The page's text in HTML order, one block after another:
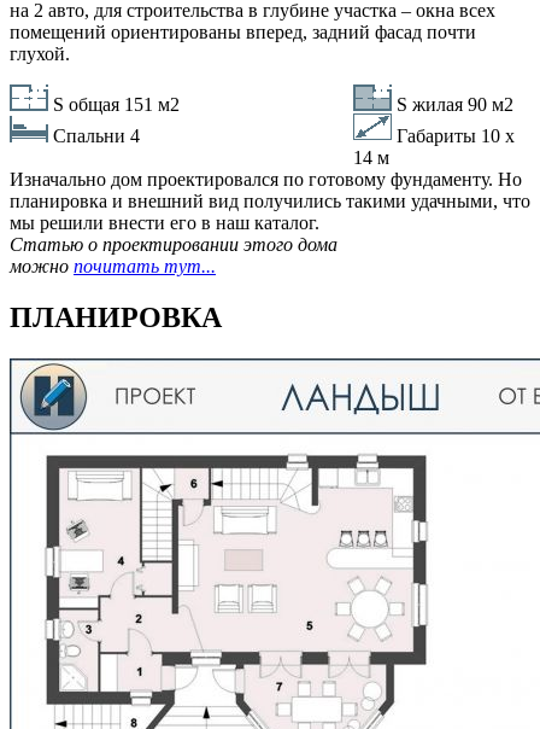
на 2 авто, для строительства в глубине участка – окна всех
помещений ориентированы вперед, задний фасад почти
глухой.
S общая 151 м2
S жилая 90 м2
Спальни 4
Габариты 10 х
14 м
Изначально дом проектировался по готовому фундаменту. Но
планировка и внешний вид получились такими удачными, что
мы решили внести его в наш каталог.
Статью о проектировании этого дома
можно почитать тут...
ПЛАНИРОВКА